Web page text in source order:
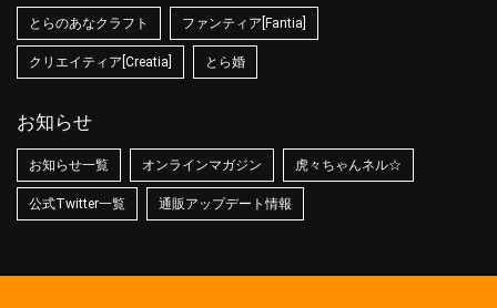
とらのあなクラフト ファンティア[Fantia]
クリエイティア[Creatia] とら婚
お知らせ
お知らせ一覧 オンラインマガジン 虎々ちゃんネル☆
公式Twitter一覧 通販アップデート情報